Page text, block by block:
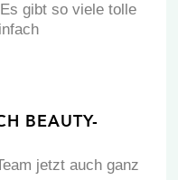
gibt so viele tolle
BEAUTY-
jetzt auch ganz